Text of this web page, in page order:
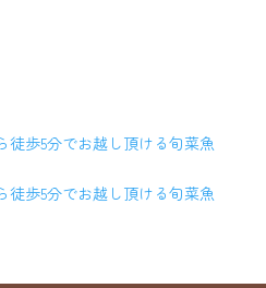
徒歩5分でお越し頂ける旬菜魚
徒歩5分でお越し頂ける旬菜魚